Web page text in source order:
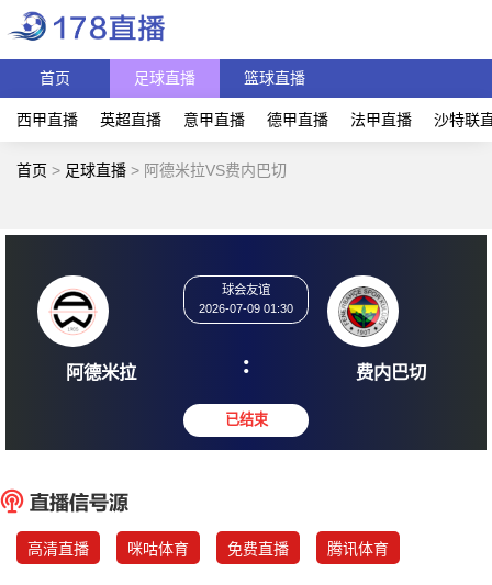
首页 足球直播 篮球直播
西甲直播 英超直播 意甲直播 德甲直播 法甲直播 沙特联
首页 > 足球直播 > 阿德米拉VS费内巴切
阿德米拉
2026-07-09 01:30
: 费内
高清直播 咪咕体育 免费直播 腾讯体育